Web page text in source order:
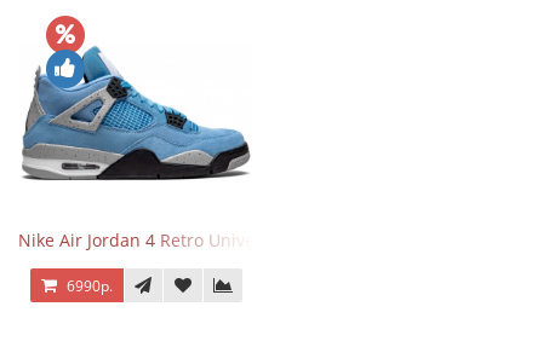
Nike Air Jordan 4 Retro University Blue
6990р.